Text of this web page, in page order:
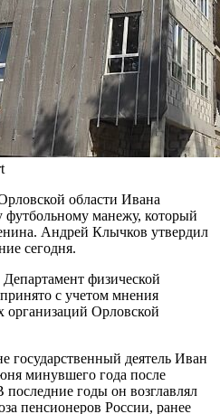
области Ивана
манежу, который
Андрей Клычков утвердил
сегодня.
физической
с учетом мнения
Орловской
государственный деятель Иван
минувшего года после
годы он возглавлял
пенсионеров России, ранее